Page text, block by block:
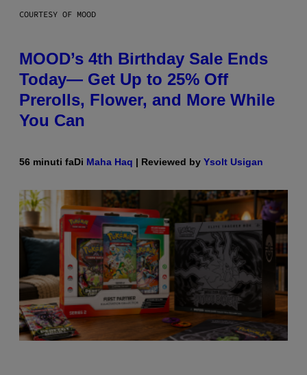
COURTESY OF MOOD
MOOD’s 4th Birthday Sale Ends
Today— Get Up to 25% Off
Prerolls, Flower, and More While
You Can
56 minuti faDi Maha Haq | Reviewed by Ysolt Usigan